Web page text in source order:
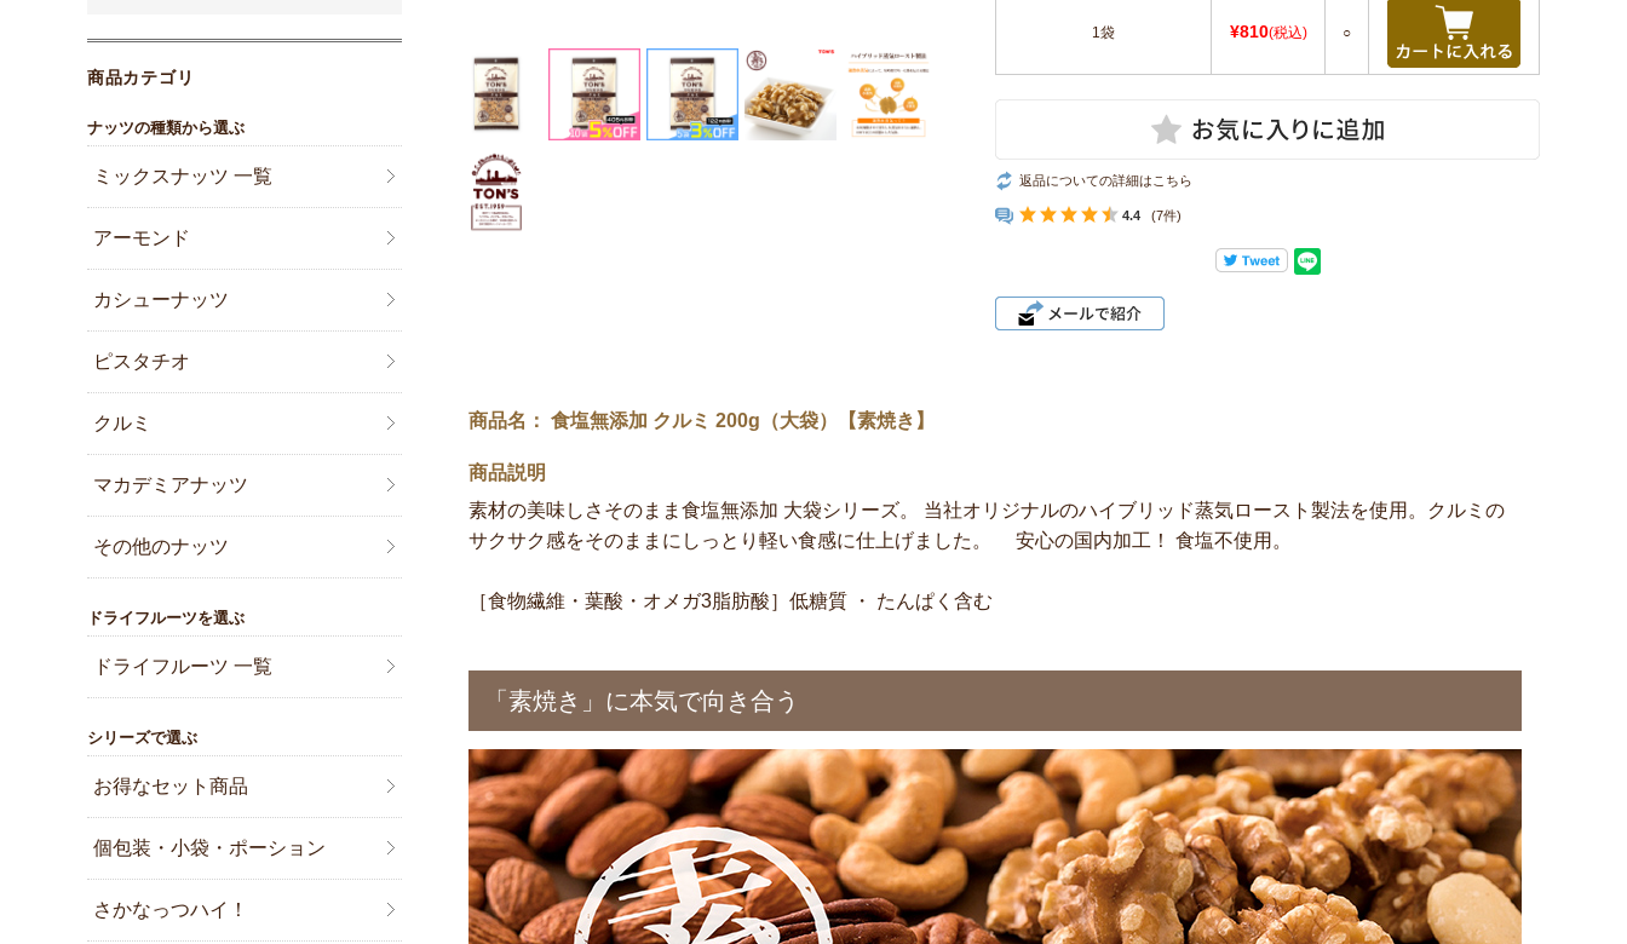
1袋 ¥810(税込) ○
返品についての詳細はこちら
4.4 (7件)
商品名： 食塩無添加 クルミ 200g（大袋）【素焼き】
商品説明
素材の美味しさそのまま食塩無添加 大袋シリーズ。 当社オリジナルのハイブリッド蒸気ロースト製法を使用。クルミの
サクサク感をそのままにしっとり軽い食感に仕上げました。 安心の国内加工！ 食塩不使用。
［食物繊維・葉酸・オメガ3脂肪酸］低糖質 ・ たんぱく含む
「素焼き」に本気で向き合う
商品カテゴリ
ナッツの種類から選ぶ
ミックスナッツ 一覧
アーモンド
カシューナッツ
ピスタチオ
クルミ
マカデミアナッツ
その他のナッツ
ドライフルーツを選ぶ
ドライフルーツ 一覧
シリーズで選ぶ
お得なセット商品
個包装・小袋・ポーション
さかなっつハイ！